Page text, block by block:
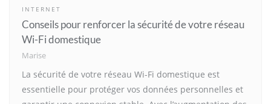
INTERNET
Conseils pour renforcer la sécurité de votre réseau
Wi-Fi domestique
Marise
La sécurité de votre réseau Wi-Fi domestique est
essentielle pour protéger vos données personnelles et